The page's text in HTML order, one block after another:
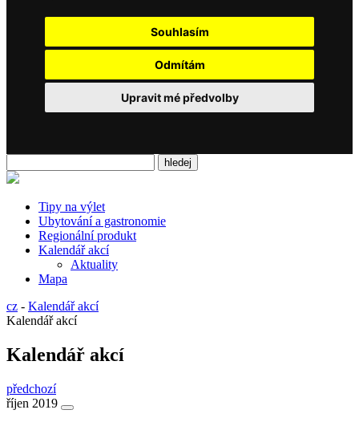
Souhlasím
Odmítám
Upravit mé předvolby
Tipy na výlet
Ubytování a gastronomie
Regionální produkt
Kalendář akcí
Aktuality
Mapa
cz - Kalendář akcí
Kalendář akcí
Kalendář akcí
předchozí
říjen 2019